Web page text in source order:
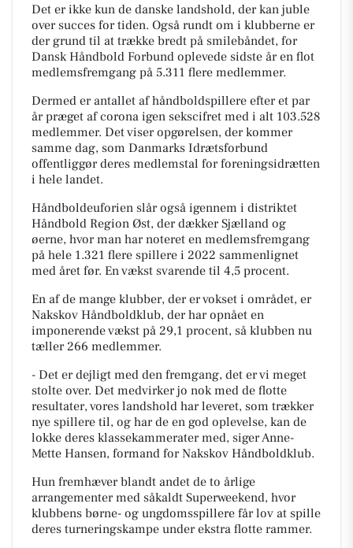
Det er ikke kun de danske landshold, der kan juble
over succes for tiden. Også rundt om i klubberne er
der grund til at trække bredt på smilebåndet, for
Dansk Håndbold Forbund oplevede sidste år en flot
medlemsfremgang på 5.311 flere medlemmer.
Dermed er antallet af håndboldspillere efter et par
år præget af corona igen sekscifret med i alt 103.528
medlemmer. Det viser opgørelsen, der kommer
samme dag, som Danmarks Idrætsforbund
offentliggør deres medlemstal for foreningsidrætten
i hele landet.
Håndboldeuforien slår også igennem i distriktet
Håndbold Region Øst, der dækker Sjælland og
øerne, hvor man har noteret en medlemsfremgang
på hele 1.321 flere spillere i 2022 sammenlignet
med året før. En vækst svarende til 4,5 procent.
En af de mange klubber, der er vokset i området, er
Nakskov Håndboldklub, der har opnået en
imponerende vækst på 29,1 procent, så klubben nu
tæller 266 medlemmer.
- Det er dejligt med den fremgang, det er vi meget
stolte over. Det medvirker jo nok med de flotte
resultater, vores landshold har leveret, som trækker
nye spillere til, og har de en god oplevelse, kan de
lokke deres klassekammerater med, siger Anne-
Mette Hansen, formand for Nakskov Håndboldklub.
Hun fremhæver blandt andet de to årlige
arrangementer med såkaldt Superweekend, hvor
klubbens børne- og ungdomsspillere får lov at spille
deres turneringskampe under ekstra flotte rammer.